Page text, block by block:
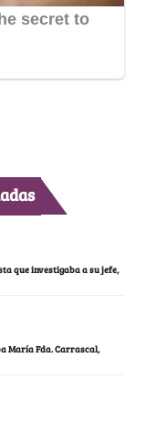
que investigaba a su jefe,
María Fda. Carrascal,